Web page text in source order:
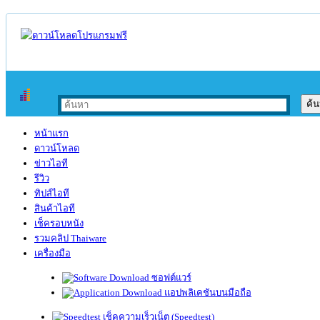
หน้าแรก
ดาวน์โหลด
ข่าวไอที
รีวิว
ทิปส์ไอที
สินค้าไอที
เช็ครอบหนัง
รวมคลิป Thaiware
เครื่องมือ
ซอฟต์แวร์
แอปพลิเคชันบนมือถือ
เช็คความเร็วเน็ต (Speedtest)